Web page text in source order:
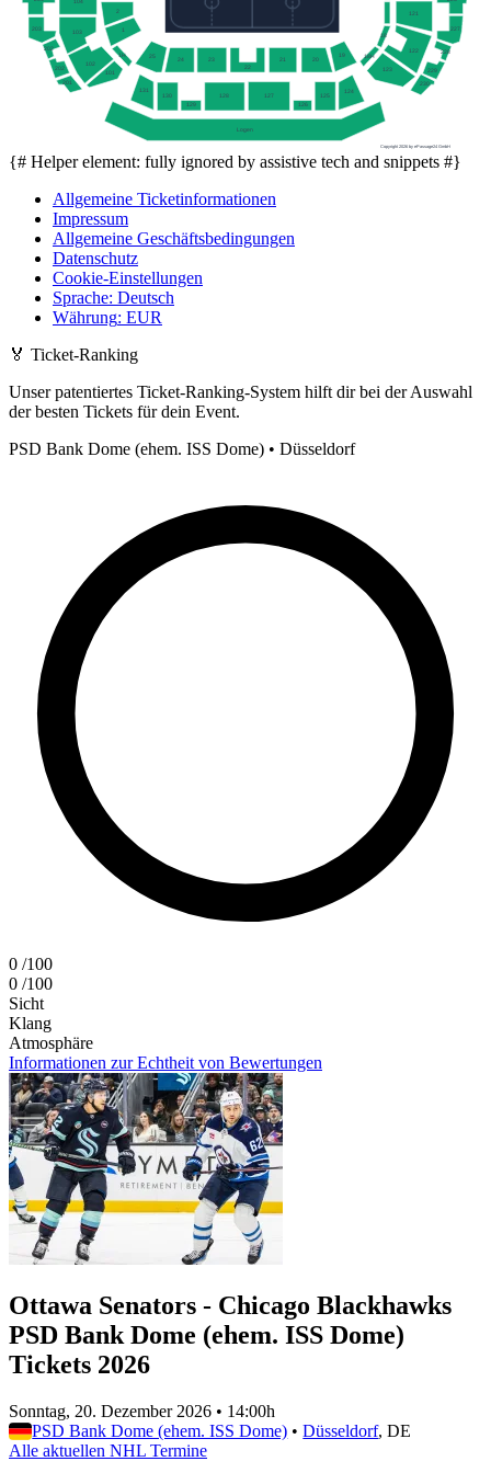
1H 18H
18
104
103
102
101
230
229
228
227
203
202
202
201
124
125
126
127
128
129
130
131
Logen
121
122
123
1
2
19
22
20
21
23
24
25
Copyright 2026 by ePassage24 GmbH
{# Helper element: fully ignored by assistive tech and snippets #}
Allgemeine Ticketinformationen
Impressum
Allgemeine Geschäftsbedingungen
Datenschutz
Cookie-Einstellungen
Sprache: Deutsch
Währung: EUR
🏅 Ticket-Ranking
Unser patentiertes Ticket-Ranking-System hilft dir bei der Auswahl
der besten Tickets für dein Event.
PSD Bank Dome (ehem. ISS Dome) • Düsseldorf
0 /100
0 /100
Sicht
Klang
Atmosphäre
Informationen zur Echtheit von Bewertungen
Ottawa Senators - Chicago Blackhawks
PSD Bank Dome (ehem. ISS Dome)
Tickets 2026
Sonntag, 20. Dezember 2026 • 14:00h
PSD Bank Dome (ehem. ISS Dome) • Düsseldorf, DE
Alle aktuellen NHL Termine